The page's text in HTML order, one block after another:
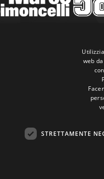
web
STRETTAMENTE